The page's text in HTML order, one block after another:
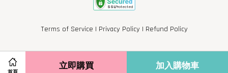
首頁
立即購買 加入購物車
Terms of Service | Privacy Policy | Refund Policy